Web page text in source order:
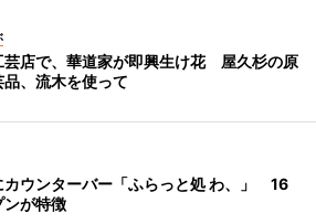
芸店で、華道家が即興生け花 屋久杉の原
、流木を使って
カウンターバー「ふらっと処 わ、」 16
ンが特徴